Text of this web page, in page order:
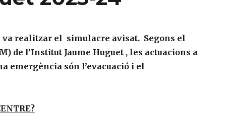
va realitzar el simulacre avisat. Segons el
de l’Institut Jaume Huguet , les actuacions a
emergència són l’evacuació i el